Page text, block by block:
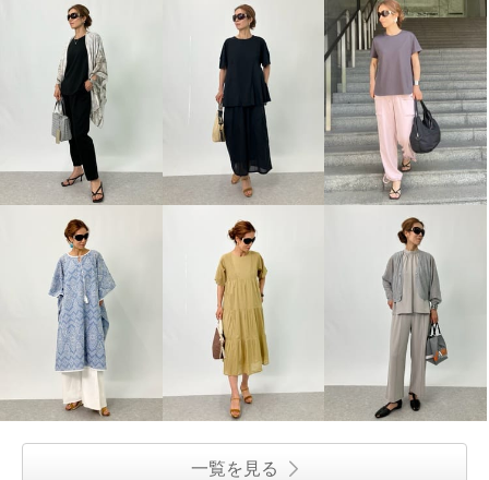
一覧を見る